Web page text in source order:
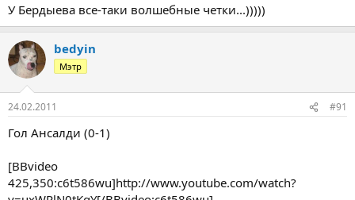
У Бердыева все-таки волшебные четки...)))))
bedyin
Мэтр
24.02.2011 #91
Гол Ансалди (0-1)
[BBvideo
425,350:c6t586wu]http://www.youtube.com/watch?